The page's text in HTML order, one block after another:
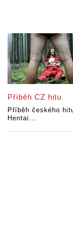
Příběh CZ hitu
Příběh českého
Hentai...